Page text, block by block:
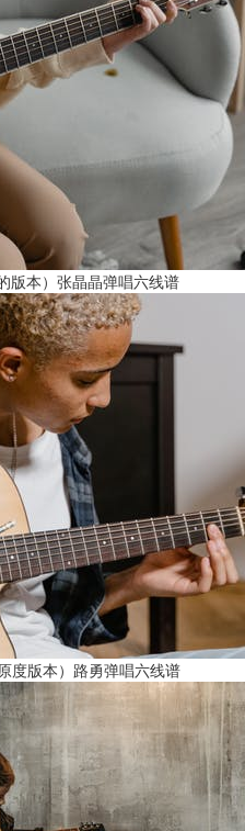
版本）张晶晶弹唱六线谱
度版本）路勇弹唱六线谱